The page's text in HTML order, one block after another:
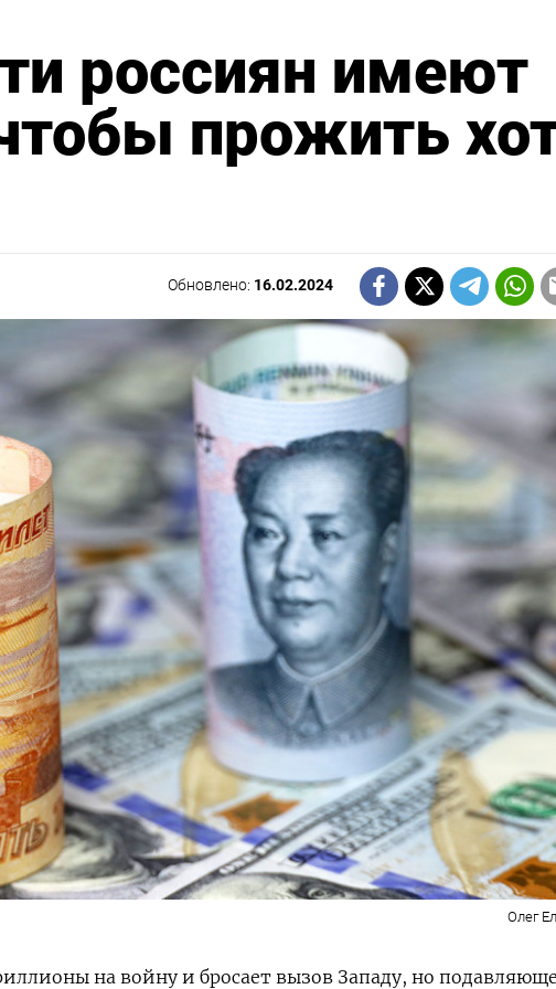
россиян имеют
прожить
Обновлено: 16.02.2024
Олег
на войну и бросает вызов Западу, но